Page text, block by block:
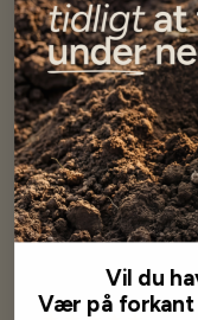
Specifikationer
Se mere af Alle
Vil du
Vær på forkant